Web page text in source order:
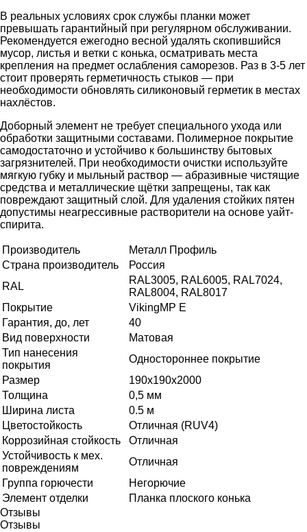
В реальных условиях срок службы планки может
превышать гарантийный при регулярном обслуживании.
Рекомендуется ежегодно весной удалять скопившийся
мусор, листья и ветки с конька, осматривать места
крепления на предмет ослабления саморезов. Раз в 3-5 лет
стоит проверять герметичность стыков — при
необходимости обновлять силиконовый герметик в местах
нахлёстов.
Доборный элемент не требует специального ухода или
обработки защитными составами. Полимерное покрытие
самодостаточно и устойчиво к большинству бытовых
загрязнителей. При необходимости очистки используйте
мягкую губку и мыльный раствор — абразивные чистящие
средства и металлические щётки запрещены, так как
повреждают защитный слой. Для удаления стойких пятен
допустимы неагрессивные растворители на основе уайт-
спирита.
Производитель
Металл Профиль
Страна производитель
Россия
RAL
RAL3005, RAL6005, RAL7024,
RAL8004, RAL8017
Покрытие
VikingMP E
Гарантия, до, лет
40
Вид поверхности
Матовая
Тип нанесения
покрытия
Одностороннее покрытие
Размер
190х190х2000
Толщина
0,5 мм
Ширина листа
0.5 м
Цветостойкость
Отличная (RUV4)
Коррозийная стойкость
Отличная
Устойчивость к мех.
повреждениям
Отличная
Группа горючести
Негорючие
Элемент отделки
Планка плоского конька
Отзывы
Отзывы